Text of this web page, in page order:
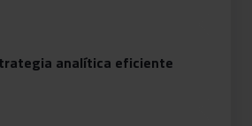
analítica eficiente